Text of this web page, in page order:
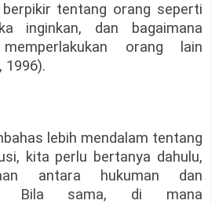
tentang orang seperti
inginkan, dan bagaimana
orang lain
1996).
lebih mendalam tentang
kita perlu bertanya dahulu,
antara hukuman dan
Bila sama, di mana